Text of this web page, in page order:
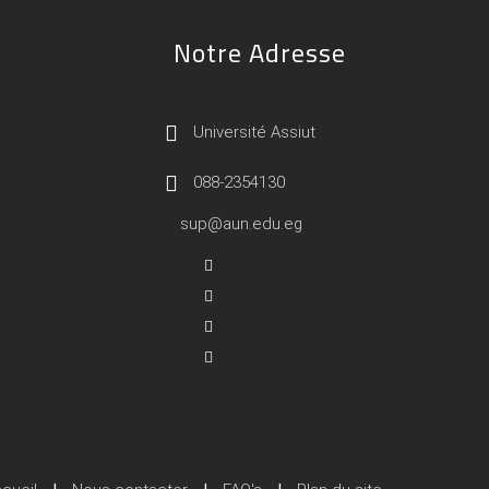
Notre Adresse
Université Assiut
088-2354130
sup@aun.edu.eg